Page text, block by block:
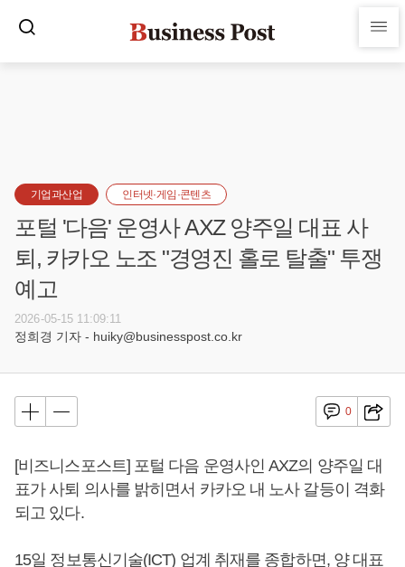
기업과산업 인터넷·게임·콘텐츠
포털 '다음' 운영사 AXZ 양주일 대표 사
퇴, 카카오 노조 "경영진 홀로 탈출" 투쟁
예고
2026-05-15 11:09:11
정희경 기자 - huiky@businesspost.co.kr
0
[비즈니스포스트] 포털 다음 운영사인 AXZ의 양주일 대
표가 사퇴 의사를 밝히면서 카카오 내 노사 갈등이 격화
되고 있다.
15일 정보통신기술(ICT) 업계 취재를 종합하면, 양 대표